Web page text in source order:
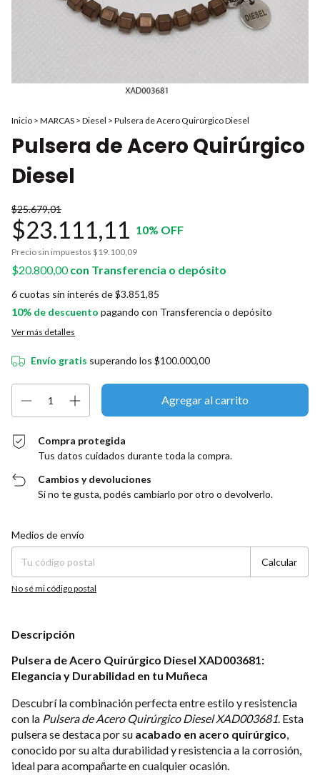
Inicio > MARCAS > Diesel > Pulsera de Acero Quirúrgico Diesel
Pulsera de Acero Quirúrgico
Diesel
$25.679,01
$23.111,11 10% OFF
Precio sin impuestos $19.100,09
$20.800,00con Transferencia o depósito
6cuotas sin interés de$3.851,85
10% de descuento pagando con Transferencia o depósito
Ver más detalles
Envío gratis superando los $100.000,00
Compra protegida
Tus datos cuidados durante toda la compra.
Cambios y devoluciones
Si no te gusta, podés cambiarlo por otro o devolverlo.
Entregas para el CP:
Medios de envío
Calcular
No sé mi código postal
Descripción
Pulsera de Acero Quirúrgico Diesel XAD003681:
Elegancia y Durabilidad en tu Muñeca
Descubrí la combinación perfecta entre estilo y resistencia
con la Pulsera de Acero Quirúrgico Diesel XAD003681. Esta
pulsera se destaca por su acabado en acero quirúrgico,
conocido por su alta durabilidad y resistencia a la corrosión,
ideal para acompañarte en cualquier ocasión.